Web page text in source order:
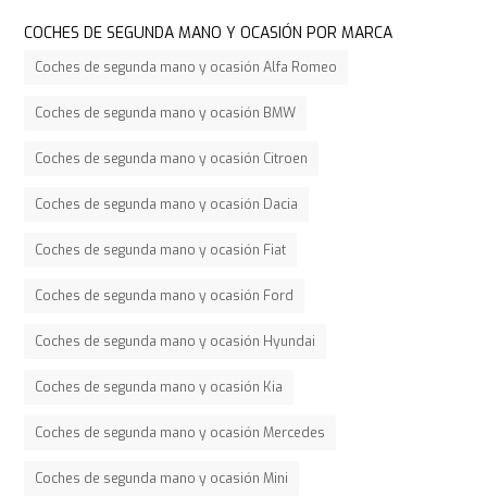
COCHES DE SEGUNDA MANO Y OCASIÓN POR MARCA
Coches de segunda mano y ocasión Alfa Romeo
Coches de segunda mano y ocasión BMW
Coches de segunda mano y ocasión Citroen
Coches de segunda mano y ocasión Dacia
Coches de segunda mano y ocasión Fiat
Coches de segunda mano y ocasión Ford
Coches de segunda mano y ocasión Hyundai
Coches de segunda mano y ocasión Kia
Coches de segunda mano y ocasión Mercedes
Coches de segunda mano y ocasión Mini